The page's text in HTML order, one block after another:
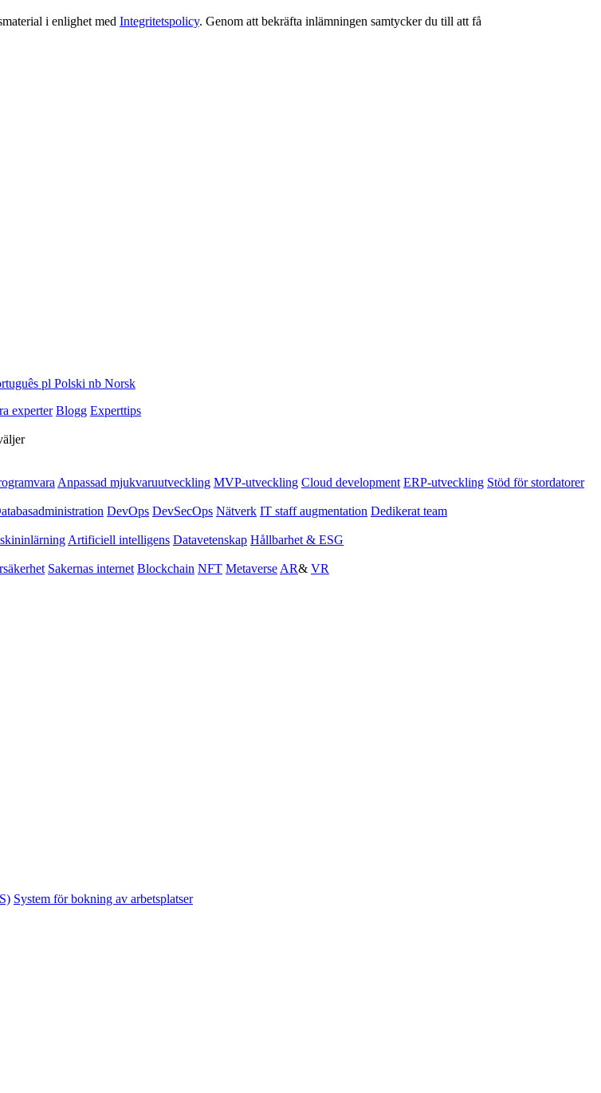
i enlighet med Integritetspolicy. Genom att bekräfta inlämningen samtycker du till att få
pl Polski nb Norsk
experter Blogg Experttips
Anpassad mjukvaruutveckling MVP-utveckling Cloud development ERP-utveckling Stöd för stordatorer
DevOps DevSecOps Nätverk IT staff augmentation Dedikerat team
Artificiell intelligens Datavetenskap Hållbarhet & ESG
Sakernas internet Blockchain NFT Metaverse AR& VR
System för bokning av arbetsplatser